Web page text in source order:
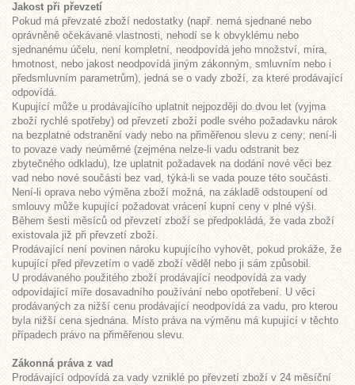
Jakost při převzetí
Pokud má převzaté zboží nedostatky (např. nemá sjednané nebo
oprávněně očekávané vlastnosti, nehodí se k obvyklému nebo
sjednanému účelu, není kompletní, neodpovídá jeho množství, míra,
hmotnost, nebo jakost neodpovídá jiným zákonným, smluvním nebo i
předsmluvním parametrům), jedná se o vady zboží, za které prodávající
odpovídá.
Kupující může u prodávajícího uplatnit nejpozději do dvou let (vyjma
zboží rychlé spotřeby) od převzetí zboží podle svého požadavku nárok
na bezplatné odstranění vady nebo na přiměřenou slevu z ceny; není-li
to povaze vady neúměrné (zejména nelze-li vadu odstranit bez
zbytečného odkladu), lze uplatnit požadavek na dodání nové věci bez
vad nebo nové součásti bez vad, týká-li se vada pouze této součásti.
Není-li oprava nebo výměna zboží možná, na základě odstoupení od
smlouvy může kupující požadovat vrácení kupní ceny v plné výši.
Během šesti měsíců od převzetí zboží se předpokládá, že vada zboží
existovala již při převzetí zboží.
Prodávající není povinen nároku kupujícího vyhovět, pokud prokáže, že
kupující před převzetím o vadě zboží věděl nebo ji sám způsobil.
U prodávaného použitého zboží prodávající neodpovídá za vady
odpovídající míře dosavadního používání nebo opotřebení. U věcí
prodávaných za nižší cenu prodávající neodpovídá za vadu, pro kterou
byla nižší cena sjednána. Místo práva na výměnu má kupující v těchto
případech právo na přiměřenou slevu.
Zákonná práva z vad
Prodávající odpovídá za vady vzniklé po převzetí zboží v 24 měsíční